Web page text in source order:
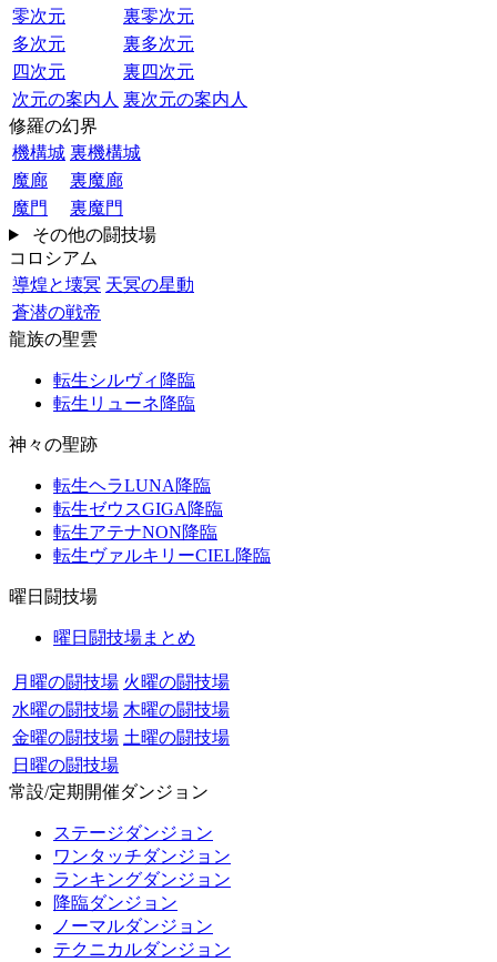
零次元
裏零次元
多次元
裏多次元
四次元
裏四次元
次元の案内人 裏次元の案内人
修羅の幻界
機構城 裏機構城
魔廊
裏魔廊
魔門
裏魔門
その他の闘技場
コロシアム
導煌と壊冥 天冥の星動
蒼潜の戦帝
龍族の聖雲
転生シルヴィ降臨
転生リューネ降臨
神々の聖跡
転生ヘラLUNA降臨
転生ゼウスGIGA降臨
転生アテナNON降臨
転生ヴァルキリーCIEL降臨
曜日闘技場
曜日闘技場まとめ
月曜の闘技場 火曜の闘技場
水曜の闘技場 木曜の闘技場
金曜の闘技場 土曜の闘技場
日曜の闘技場
常設/定期開催ダンジョン
ステージダンジョン
ワンタッチダンジョン
ランキングダンジョン
降臨ダンジョン
ノーマルダンジョン
テクニカルダンジョン